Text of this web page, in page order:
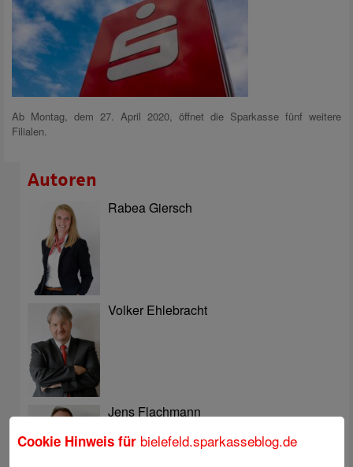
Ab Montag, dem 27. April 2020, öffnet die Sparkasse fünf weitere
Filialen.
Autoren
Rabea Giersch
Volker Ehlebracht
Jens Flachmann
Cookie Hinweis für bielefeld.sparkasseblog.de